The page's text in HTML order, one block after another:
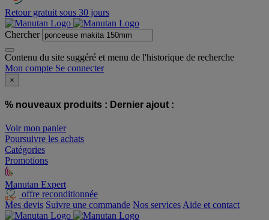
Retour gratuit sous 30 jours
Chercher
Contenu du site suggéré et menu de l'historique de recherche
Mon compte Se connecter
×
% nouveaux produits : Dernier ajout :
Voir mon panier
Poursuivre les achats
Catégories
Promotions
Manutan Expert
offre reconditionnée
Mes devis Suivre une commande Nos services Aide et contact